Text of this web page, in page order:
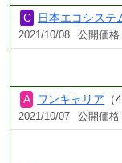
日本エコシステ
2021/10/08 公開価格
ワンキャリア （
2021/10/07 公開価格